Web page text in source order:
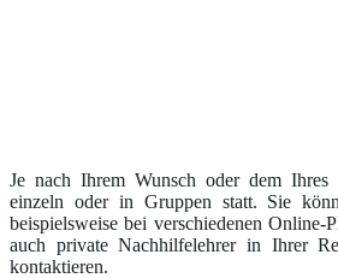
Je nach Ihrem Wunsch oder dem Ihres
einzeln oder in Gruppen statt. Sie
beispielsweise bei verschiedenen Online-
auch private Nachhilfelehrer in Ihrer
kontaktieren.